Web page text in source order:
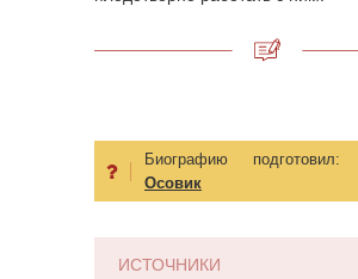
Биографию подготовил:
Осовик
ИСТОЧНИКИ